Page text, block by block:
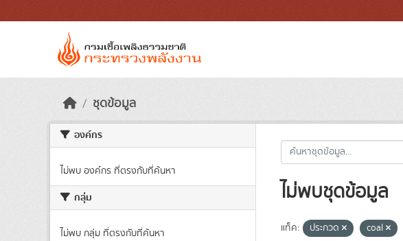
ชุดข้อมูล
องค์กร
ไม่พบ องค์กร ที่ตรงกับที่ค้นหา
กลุ่ม
ไม่พบ กลุ่ม ที่ตรงกับที่ค้นหา
ไม่พบชุดข้อมูล
แท็ค: ประกวด coal